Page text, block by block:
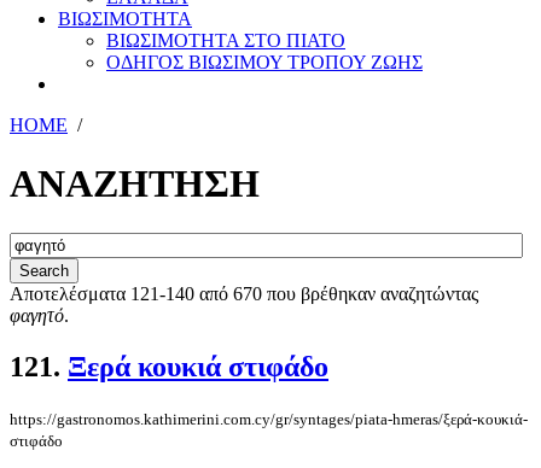
ΒΙΩΣΙΜΟΤΗΤΑ
ΒΙΩΣΙΜΟΤΗΤΑ ΣΤΟ ΠΙΑΤΟ
ΟΔΗΓΟΣ ΒΙΩΣΙΜΟΥ ΤΡΟΠΟΥ ΖΩΗΣ
HOME /
ΑΝΑΖΗΤΗΣΗ
Αποτελέσματα 121-140 από 670 που βρέθηκαν αναζητώντας
φαγητό.
121. Ξερά κουκιά στιφάδο
https://gastronomos.kathimerini.com.cy/gr/syntages/piata-hmeras/ξερά-κουκιά-
στιφάδο